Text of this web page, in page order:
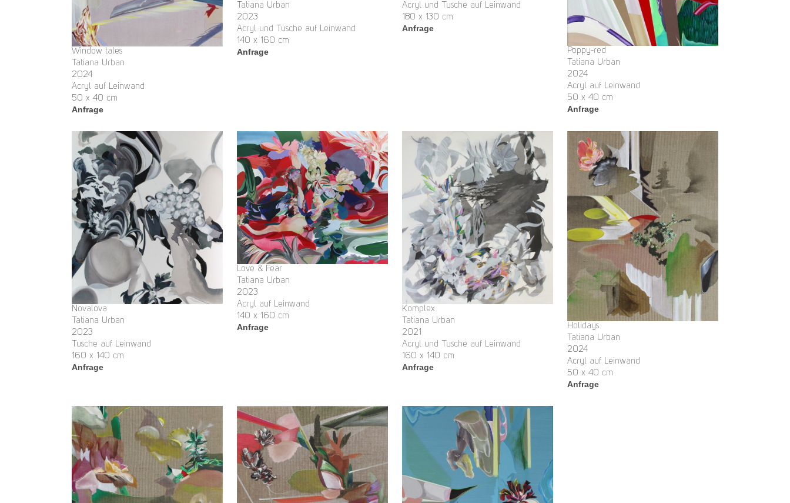
Window tales
Tatiana Urban
2024
Acryl auf Leinwand
50 x 40 cm
Anfrage
Tatiana Urban
2023
Acryl und Tusche auf Leinwand
140 x 160 cm
Anfrage
Acryl und Tusche auf Leinwand
180 x 130 cm
Anfrage
Poppy-red
Tatiana Urban
2024
Acryl auf Leinwand
50 x 40 cm
Anfrage
Novalova
Tatiana Urban
2023
Tusche auf Leinwand
160 x 140 cm
Anfrage
Love & Fear
Tatiana Urban
2023
Acryl auf Leinwand
140 x 160 cm
Anfrage
Komplex
Tatiana Urban
2021
Acryl und Tusche auf Leinwand
160 x 140 cm
Anfrage
Holidays
Tatiana Urban
2024
Acryl auf Leinwand
50 x 40 cm
Anfrage